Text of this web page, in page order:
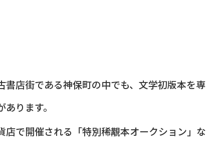
書店街である神保町の中でも、文学初版本を専
ります。
店で開催される「特別稀覯本オークション」な